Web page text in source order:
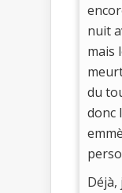
nuit
mais
du
donc
Déjà,